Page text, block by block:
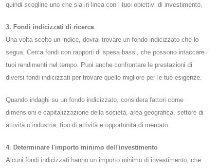
quindi scegline uno che sia in linea con i tuoi obiettivi di investimento.
3. Fondi indicizzati di ricerca
Una volta scelto un indice, dovrai trovare un fondo indicizzato che lo
segua. Cerca fondi con rapporti di spesa bassi, che possono intaccare i
tuoi rendimenti nel tempo. Puoi anche confrontare le prestazioni di
diversi fondi indicizzati per trovare quello migliore per le tue esigenze.
Quando indaghi su un fondo indicizzato, considera fattori come
dimensioni e capitalizzazione della società, area geografica, settore di
attività o industria, tipo di attività e opportunità di mercato.
4. Determinare l'importo minimo dell'investimento
Alcuni fondi indicizzati hanno un importo minimo di investimento, che